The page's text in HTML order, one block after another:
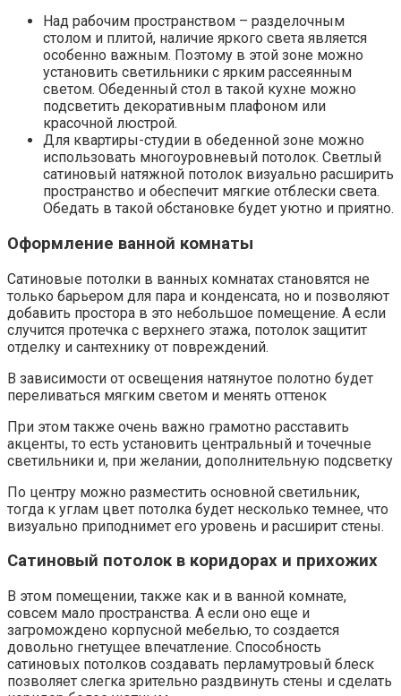
Над рабочим пространством – разделочным
столом и плитой, наличие яркого света является
особенно важным. Поэтому в этой зоне можно
установить светильники с ярким рассеянным
светом. Обеденный стол в такой кухне можно
подсветить декоративным плафоном или
красочной люстрой.
Для квартиры-студии в обеденной зоне можно
использовать многоуровневый потолок. Светлый
сатиновый натяжной потолок визуально расширить
пространство и обеспечит мягкие отблески света.
Обедать в такой обстановке будет уютно и приятно.
Оформление ванной комнаты
Сатиновые потолки в ванных комнатах становятся не
только барьером для пара и конденсата, но и позволяют
добавить простора в это небольшое помещение. А если
случится протечка с верхнего этажа, потолок защитит
отделку и сантехнику от повреждений.
В зависимости от освещения натянутое полотно будет
переливаться мягким светом и менять оттенок
При этом также очень важно грамотно расставить
акценты, то есть установить центральный и точечные
светильники и, при желании, дополнительную подсветку
По центру можно разместить основной светильник,
тогда к углам цвет потолка будет несколько темнее, что
визуально приподнимет его уровень и расширит стены.
Сатиновый потолок в коридорах и прихожих
В этом помещении, также как и в ванной комнате,
совсем мало пространства. А если оно еще и
загромождено корпусной мебелью, то создается
довольно гнетущее впечатление. Способность
сатиновых потолков создавать перламутровый блеск
позволяет слегка зрительно раздвинуть стены и сделать